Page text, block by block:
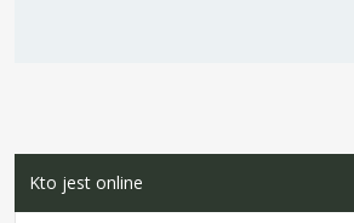
Kto jest online